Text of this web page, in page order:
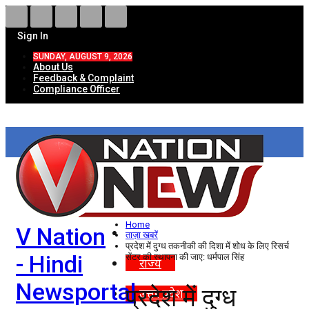
Sign In
SUNDAY, AUGUST 9, 2026
About Us
Feedback & Complaint
Compliance Officer
V Nation
- Hindi
Newsportal
HOME
ताज़ा खबरें
देश
विदेश
राज्य
उत्तर प्रदेश
Home
ताज़ा खबरें
प्रदेश में दुग्ध तकनीकी की दिशा में शोध के लिए रिसर्च
सेंटर की स्थापना की जाए: धर्मपाल सिंह
प्रदेश में दुग्ध